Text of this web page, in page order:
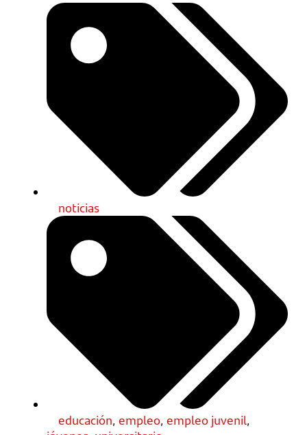
noticias
educación, empleo, empleo juvenil,